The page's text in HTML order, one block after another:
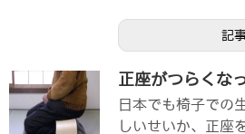
記
正座がつらくな
日本でも椅子での
しいせいか、正座